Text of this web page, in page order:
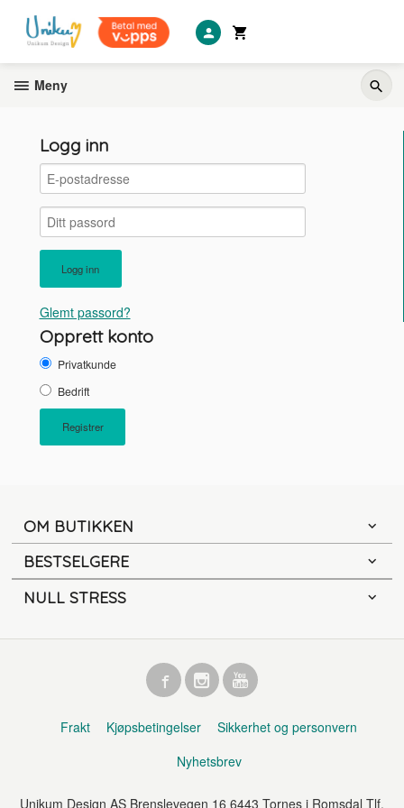
innholdet
Meny
Logg inn
Glemt passord?
Opprett konto
Privatkunde
Bedrift
OM BUTIKKEN
BESTSELGERE
NULL STRESS
Frakt Kjøpsbetingelser
Sikkerhet og personvern
Nyhetsbrev
Unikum Design AS Brenslevegen 16 6443 Tornes i Romsdal Tlf.